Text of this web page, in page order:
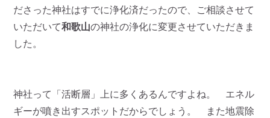
ださった神社はすでに浄化済だったので、ご相談させて
いただいて和歌山の神社の浄化に変更させていただきま
した。
神社って「活断層」上に多くあるんですよね。 エネル
ギーが噴き出すスポットだからでしょう。 また地震除